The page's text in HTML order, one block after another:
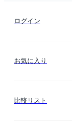
ログイン
お気に入り
比較リスト